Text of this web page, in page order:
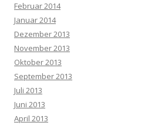
Februar 2014
Januar 2014
Dezember 2013
November 2013
Oktober 2013
September 2013
Juli 2013
Juni 2013
April 2013